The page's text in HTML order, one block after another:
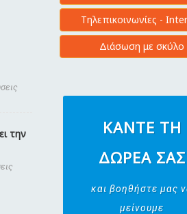
την
Τηλεπικοινωνίες -
Διάσωση με σκύλο
ΚΆΝΤΕ ΤΗ
ΔΩΡΕΆ ΣΑΣ
και βοηθήστε μας
μείνουμε